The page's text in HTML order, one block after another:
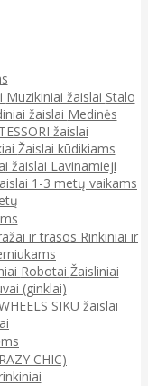
Muzikiniai žaislai Stalo
žaislai Medinės
žaislai
Žaislai kūdikiams
žaislai Lavinamieji
1-3 metų vaikams
ir trasos Rinkiniai ir
Robotai Žaisliniai
(ginklai)
SIKU žaislai
CHIC)